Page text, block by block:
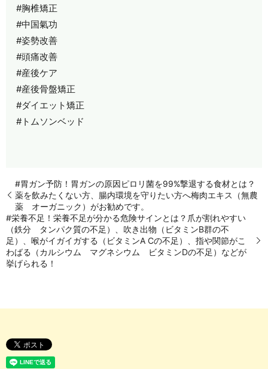
#胸椎矯正
#中国氣功
#姿勢改善
#頭痛改善
#産後ケア
#産後骨盤矯正
#ダイエット矯正
#トムソンベッド
#胃ガン予防！胃ガンの原因ピロリ菌を99%撃退する食材とは？
薬を飲みたくない方、腸内環境を守りたい方へ梅肉エキス（無農
薬 オーガニック）がお勧めです。
#栄養不足！栄養不足が分かる危険サインとは？爪が割れやすい
（鉄分 タンパク質の不足）、吹き出物（ビタミンB群の不
足）、喉がイガイガする（ビタミンA Cの不足）、指や関節がこ
わばる（カルシウム マグネシウム ビタミンDの不足）などが
挙げられる！